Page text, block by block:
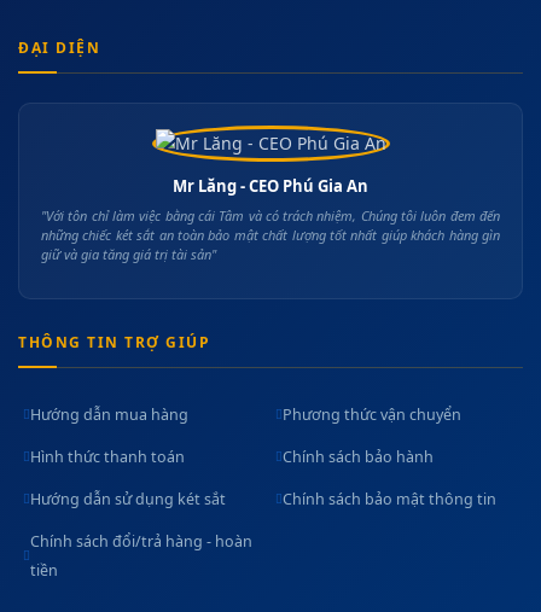
ĐẠI DIỆN
Mr Lăng - CEO Phú Gia An
"Với tôn chỉ làm việc bằng cái Tâm và có trách nhiệm, Chúng tôi luôn đem đến
những chiếc két sắt an toàn bảo mật chất lượng tốt nhất giúp khách hàng gìn
giữ và gia tăng giá trị tài sản"
THÔNG TIN TRỢ GIÚP
Hướng dẫn mua hàng Phương thức vận chuyển
Hình thức thanh toán Chính sách bảo hành
Hướng dẫn sử dụng két sắt Chính sách bảo mật thông tin
Chính sách đổi/trả hàng - hoàn
tiền